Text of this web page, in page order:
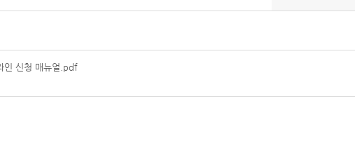
인 신청 매뉴얼.pdf